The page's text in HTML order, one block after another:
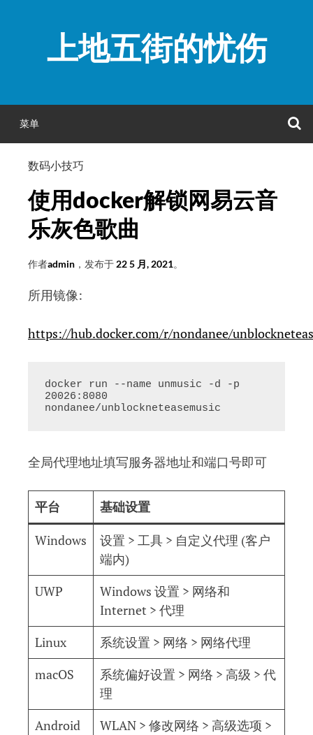
上地五街的忧伤
菜单
数码小技巧
使用docker解锁网易云音
乐灰色歌曲
作者admin ，发布于 22 5 月, 2021。
所用镜像:
https://hub.docker.com/r/nondanee/
docker run --name unmusic -d -p
20026:8080
nondanee/unblockneteasemusic
全局代理地址填写服务器地址和端口号即可
平台
基础设置
Windows
设置 > 工具 > 自定义代理 (客户
端内)
UWP
Windows 设置 > 网络和
Internet > 代理
Linux
系统设置 > 网络 > 网络代理
macOS
系统偏好设置 > 网络 > 高级 > 代
理
Android
WLAN > 修改网络 > 高级选项 >